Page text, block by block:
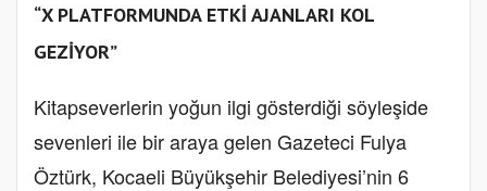
“X PLATFORMUNDA ETKİ AJANLARI KOL
GEZİYOR”
Kitapseverlerin yoğun ilgi gösterdiği söyleşide
sevenleri ile bir araya gelen Gazeteci Fulya
Öztürk, Kocaeli Büyükşehir Belediyesi’nin 6